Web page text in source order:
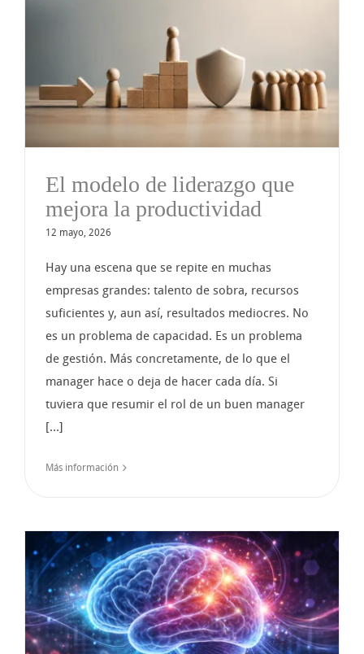
El modelo de liderazgo que
mejora la productividad
12 mayo, 2026
Hay una escena que se repite en muchas
empresas grandes: talento de sobra, recursos
suficientes y, aun así, resultados mediocres. No
es un problema de capacidad. Es un problema
de gestión. Más concretamente, de lo que el
manager hace o deja de hacer cada día. Si
tuviera que resumir el rol de un buen manager
[...]
Más información